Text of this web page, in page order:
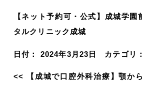
【ネット予約可・公式】成城学
タルクリニック成城
日付： 2024年3月23日 カテゴリ：
<< 【成城で口腔外科治療】顎か